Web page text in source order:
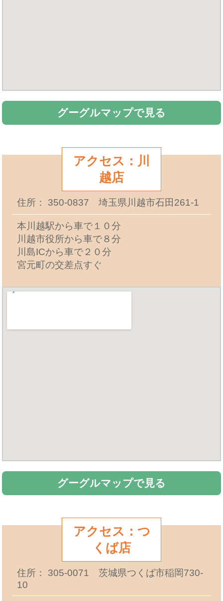
グーグルマップで見る
アクセス：川
越店
住所： 350-0837 埼玉県川越市石田261-1
本川越駅から車で１０分
川越市役所から車で８分
川島ICから車で２０分
宮元町の交差点すぐ
グーグルマップで見る
アクセス：つ
くば店
住所： 305-0071 茨城県つくば市稲岡730-
10